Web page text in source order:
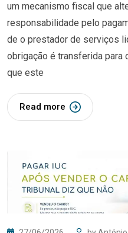
um mecanismo fiscal que
responsabilidade pelo
de o prestador de serviços
obrigação é transferida para
que este
Read more